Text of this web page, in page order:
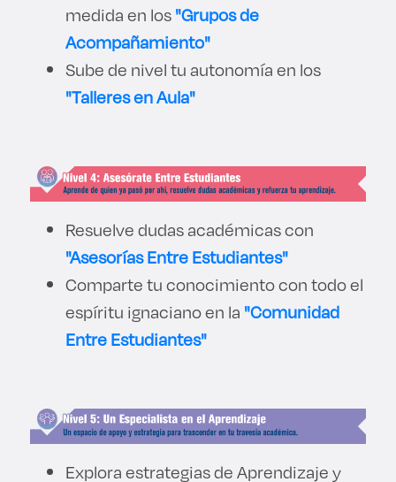
medida en los"Grupos de
Acompañamiento"
Sube de nivel tu autonomía en los
"Talleres en Aula"
Resuelve dudas académicas con
"Asesorías Entre Estudiantes"
Comparte tu conocimiento con todo el
espíritu ignaciano en la "Comunidad
Entre Estudiantes"
Explora estrategias de Aprendizaje y